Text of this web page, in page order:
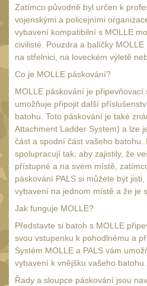
Pažby51
Raily, lišty, krytky 66
Přední rukojeti
Zadní rukojeti20
Mechanická mířidla 30
Dvojnožky 39
Dvojnožky na hlaveň
Dvojnožky pro picatinny
25
Dvojnožky pro M-LOK9
Dvojnožky pro Keymod
2
Dvojnožky na otočný
čep 15
Popruhy a poutka 40
Zatímco původně byl určen k
vojenskými a policejními
vybavení kompatibilní s MOLLE
civilisté. Pouzdra a balíčky
na střelnici, na loveckém výletě
Co je MOLLE páskování?
MOLLE páskování je připevňovací
umožňuje připojit další
batohu. Toto páskování je také
Attachment Ladder System) a lze
část a spodní část vašeho batohu.
spolupracují tak, aby zajistily, že
přístupné a na svém místě,
páskování PALS si můžete být
vybavení na jednom místě a že je
Jak funguje MOLLE?
Představte si batoh s MOLLE
svou vstupenku k pohodlnému a
Systém MOLLE a PALS vám
vybavení k vnějšku vašeho
Řady a sloupce páskování jsou